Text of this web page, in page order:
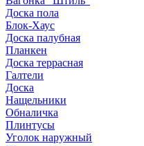
Доска пола
Блок-Хаус
Доска палубная
Планкен
Доска террасная
Галтели
Доска
Нащельники
Обналичка
Плинтусы
Уголок наружный